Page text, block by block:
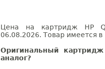
Цена на картридж HP
06.08.2026. Товар имеется в
Оригинальный
аналог?